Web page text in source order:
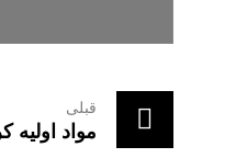
قبلی
مواد اولیه